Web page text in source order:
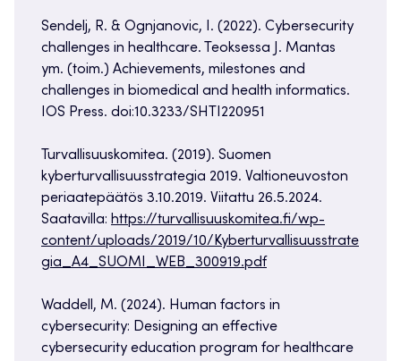
Sendelj, R. & Ognjanovic, I. (2022). Cybersecurity
challenges in healthcare. Teoksessa J. Mantas
ym. (toim.) Achievements, milestones and
challenges in biomedical and health informatics.
IOS Press. doi:10.3233/SHTI220951
Turvallisuuskomitea. (2019). Suomen
kyberturvallisuusstrategia 2019. Valtioneuvoston
periaatepäätös 3.10.2019. Viitattu 26.5.2024.
Saatavilla: https://turvallisuuskomitea.fi/wp-
content/uploads/2019/10/Kyberturvallisuusstrate
gia_A4_SUOMI_WEB_300919.pdf
Waddell, M. (2024). Human factors in
cybersecurity: Designing an effective
cybersecurity education program for healthcare